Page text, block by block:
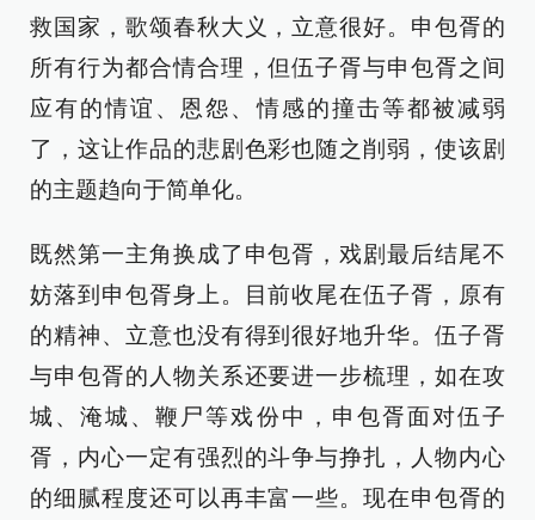
救国家，歌颂春秋大义，立意很好。申包胥的
所有行为都合情合理，但伍子胥与申包胥之间
应有的情谊、恩怨、情感的撞击等都被减弱
了，这让作品的悲剧色彩也随之削弱，使该剧
的主题趋向于简单化。
既然第一主角换成了申包胥，戏剧最后结尾不
妨落到申包胥身上。目前收尾在伍子胥，原有
的精神、立意也没有得到很好地升华。伍子胥
与申包胥的人物关系还要进一步梳理，如在攻
城、淹城、鞭尸等戏份中，申包胥面对伍子
胥，内心一定有强烈的斗争与挣扎，人物内心
的细腻程度还可以再丰富一些。现在申包胥的